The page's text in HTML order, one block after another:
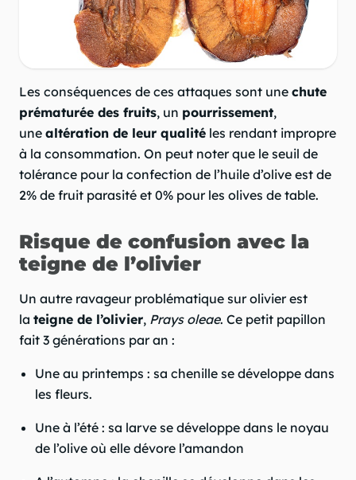
Les conséquences de ces attaques sont une chute
prématurée des fruits, un pourrissement,
une altération de leur qualité les rendant impropre
à la consommation. On peut noter que le seuil de
tolérance pour la confection de l’huile d’olive est de
2% de fruit parasité et 0% pour les olives de table.
Risque de confusion avec la
teigne de l’olivier
Un autre ravageur problématique sur olivier est
la teigne de l’olivier, Prays oleae. Ce petit papillon
fait 3 générations par an :
Une au printemps : sa chenille se développe dans
les fleurs.
Une à l’été : sa larve se développe dans le noyau
de l’olive où elle dévore l’amandon